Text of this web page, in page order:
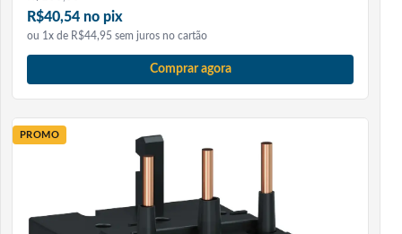
R$40,54 no pix
ou 1x de R$44,95 sem juros no cartão
Comprar agora
PROMO